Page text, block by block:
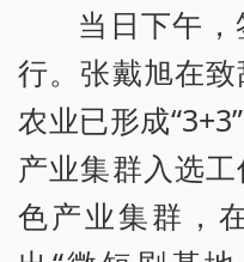
当日下午
行。张戴旭在
农业已形成
产业集群入选
色产业集群，